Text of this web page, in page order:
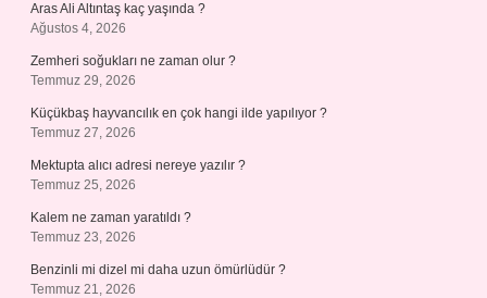
Aras Ali Altıntaş kaç yaşında ?
Ağustos 4, 2026
Zemheri soğukları ne zaman olur ?
Temmuz 29, 2026
Küçükbaş hayvancılık en çok hangi ilde yapılıyor ?
Temmuz 27, 2026
Mektupta alıcı adresi nereye yazılır ?
Temmuz 25, 2026
Kalem ne zaman yaratıldı ?
Temmuz 23, 2026
Benzinli mi dizel mi daha uzun ömürlüdür ?
Temmuz 21, 2026